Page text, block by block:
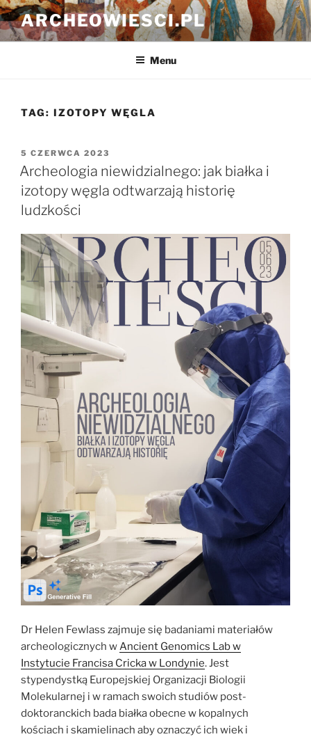
Przejdź
do
treści
ARCHEOWIESCI.PL
Menu
TAG: IZOTOPY WĘGLA
OPUBLIKOWANE
W
5 CZERWCA 2023
Archeologia niewidzialnego: jak białka i
izotopy węgla odtwarzają historię
ludzkości
Dr Helen Fewlass zajmuje się badaniami materiałów
archeologicznych wAncient Genomics Lab w
Instytucie Francisa Cricka w Londynie. Jest
stypendystką Europejskiej Organizacji Biologii
Molekularnej i w ramach swoich studiów post-
doktoranckich bada białka obecne w kopalnych
kościach i skamielinach aby oznaczyć ich wiek i